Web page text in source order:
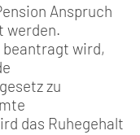
Anspruch
werden.
beantragt wird,
zu
das Ruhegehalt